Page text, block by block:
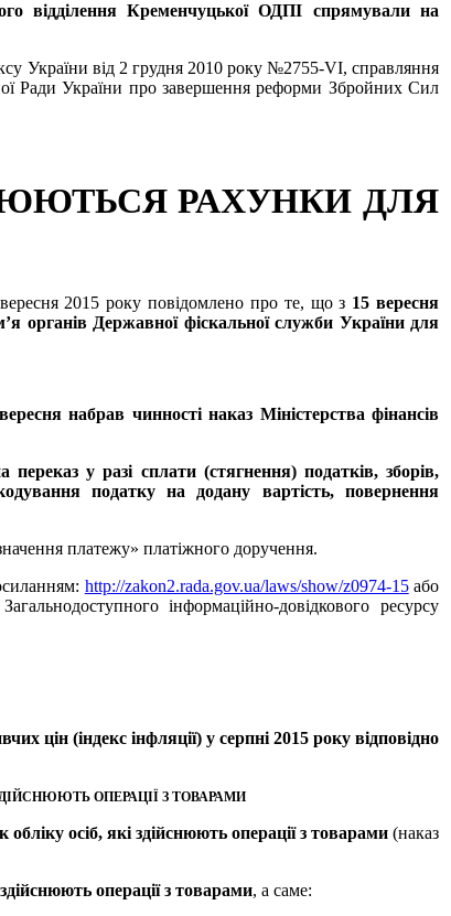
відділення Кременчуцької ОДПІ спрямували на
України від 2 грудня 2010 року №2755-VI, справляння
Ради України про завершення реформи Збройних Сил
РАХУНКИ ДЛЯ
2015 року повідомлено про те, що з 15 вересня
органів Державної фіскальної служби України для
набрав чинності наказ Міністерства фінансів
у разі сплати (стягнення) податків, зборів,
податку на додану вартість, повернення
платежу» платіжного доручення.
http://zakon2.rada.gov.ua/laws/show/z0974-15або
інформаційно-довідкового ресурсу
цін (індекс інфляції) у серпні 2015 року відповідно
ОПЕРАЦІЇ З ТОВАРАМИ
осіб, які здійснюють операції з товарами (наказ
операції з товарами, а саме: